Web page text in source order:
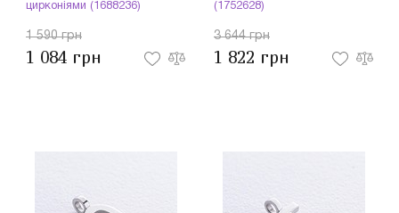
цирконіями (1688236)
1 590 грн
1 084 грн
(1752628)
3 644 грн
1 822 грн